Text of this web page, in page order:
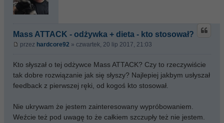
Mass ATTACK - odżywka + dieta - kto stosował?
przez hardcore92 » czwartek, 20 lip 2017, 21:03
Kto słyszał o tej odżywce Mass ATTACK? Czy to rzeczywiście
tak dobre rozwiązanie jak się słyszy? Najlepiej jakbym usłyszał
feedback z pierwszej ręki, od kogoś kto stosował.
Nie ukrywam że jestem zainteresowany wypróbowaniem.
Weźcie też pod uwagę to że całkiem szczupły też nie jestem.